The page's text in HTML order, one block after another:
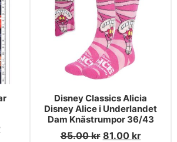
Disney Classics Alicia
Disney Alice i Underlandet
Dam Knästrumpor 36/43
85.00kr 81.00 kr